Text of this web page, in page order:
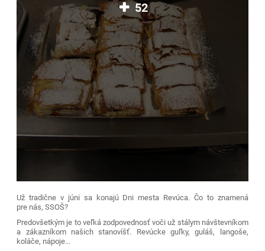
52
Už tradične v júni sa konajú Dni mesta Revúca. Čo to znamená
pre nás, SSOŠ?
Predovšetkým je to veľká zodpovednosť voči už stálym návštevníkom
a zákazníkom našich stanovíšť. Revúcke guľky, guláš, langoše,
koláče, nápoje...